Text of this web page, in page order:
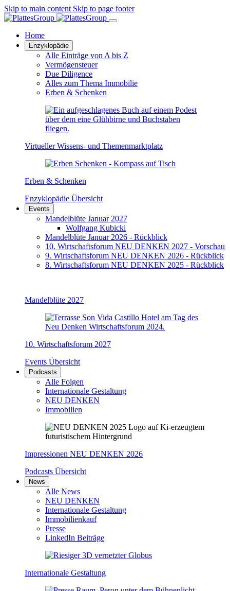
Skip to main content Skip to page footer
Home
Enzyklopädie
Alle Einträge von A bis Z
Vermögensteuer
Due Diligence
Alles zum Thema Immobilie
Erben & Schenken
Virtueller Wissens- und Themenmarktplatz
Erben & Schenken
Enzyklopädie Übersicht
Events
Mandelblüte Januar 2027
Wolfgang Kubicki
Mandelblüte Januar 2026 - Rückblick
10. Wirtschaftsforum NEU DENKEN 2027 - Vorschau
9. Wirtschaftsforum NEU DENKEN 2026 - Rückblick
8. Wirtschaftsforum NEU DENKEN 2025 - Rückblick
Mandelblüte 2027
10. Wirtschaftsforum 2027
Events Übersicht
Podcasts
Alle Folgen
Internationale Gestaltung
NEU DENKEN
Immobilien
Impressionen NEU DENKEN 2026
Podcasts Übersicht
News
Alle News
NEU DENKEN
Internationale Gestaltung
Immobilienkauf
Presse
LinkedIn Beiträge
Internationale Gestaltung